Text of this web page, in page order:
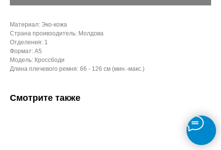
Материал: Эко-кожа
Страна проивзодитель: Молдова
Отделения: 1
Формат: А5
Модель: Кроссбоди
Длина плечевого ремня: 66 - 126 см (мин.-макс.)
Смотрите также